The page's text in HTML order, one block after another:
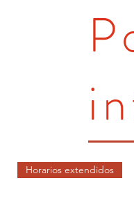
Horarios extendidos